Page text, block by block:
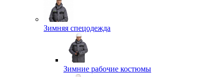
Зимняя спецодежда
Зимние рабочие костюмы